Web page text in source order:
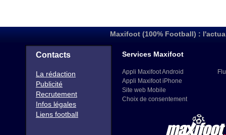
Maxifoot (100% Football) :
Contacts
La rédaction
Publicité
Recrutement
Infos légales
Liens football
Services Maxifoot
Appli Maxifoot Android
Appli Maxifoot iPhone
Site web Mobile
Choix de consentement